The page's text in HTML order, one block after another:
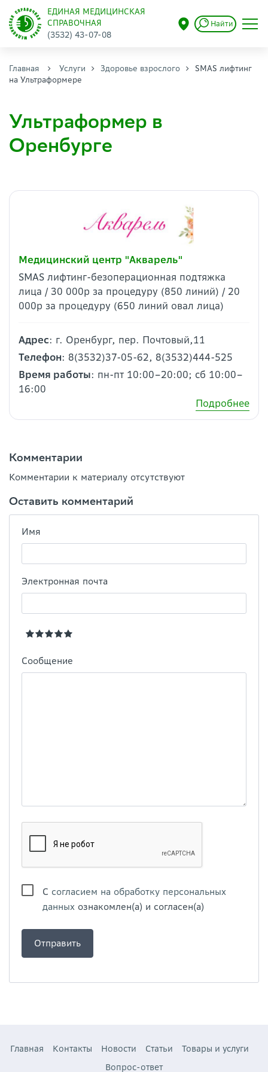
ЕДИНАЯ МЕДИЦИНСКАЯ
СПРАВОЧНАЯ
(3532) 43-07-08
Найти
Главная Услуги Здоровье взрослого
SMAS лифтинг
на Ультраформере
Ультраформер в
Оренбурге
Медицинский центр "Акварель"
SMAS лифтинг-безоперационная подтяжка
лица / 30 000р за процедуру (850 линий) / 20
000р за процедуру (650 линий овал лица)
Адрес: г. Оренбург, пер. Почтовый,11
Телефон: 8(3532)37-05-62, 8(3532)444-525
Время работы: пн-пт 10:00–20:00; сб 10:00–
16:00
Подробнее
Комментарии
Комментарии к материалу отсутствуют
Оставить комментарий
Имя
Электронная почта
Сообщение
С согласием на обработку персональных
данных ознакомлен(а) и согласен(а)
Главная Контакты Новости Статьи
Товары и услуги
Вопрос-ответ